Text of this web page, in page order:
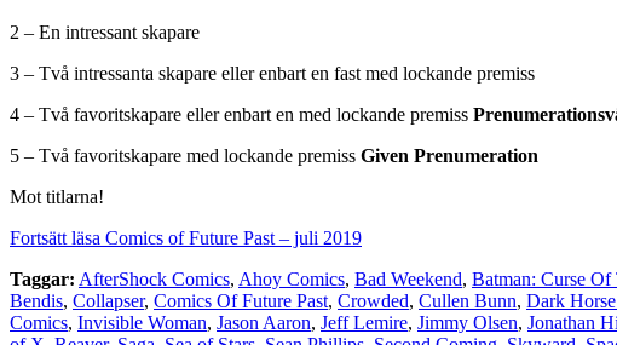
2 – En intressant skapare
3 – Två intressanta skapare eller enbart en fast med lockande premiss
4 – Två favoritskapare eller enbart en med lockande premiss
5 – Två favoritskapare med lockande premiss Given Prenumeration
Mot titlarna!
Fortsätt läsa Comics of Future Past – juli 2019
Taggar: AfterShock Comics, Ahoy Comics, Bad Weekend, Batman: Curse
Bendis, Collapser, Comics Of Future Past, Crowded, Cullen Bunn, Dark
Comics, Invisible Woman, Jason Aaron, Jeff Lemire, Jimmy Olsen, Jonathan